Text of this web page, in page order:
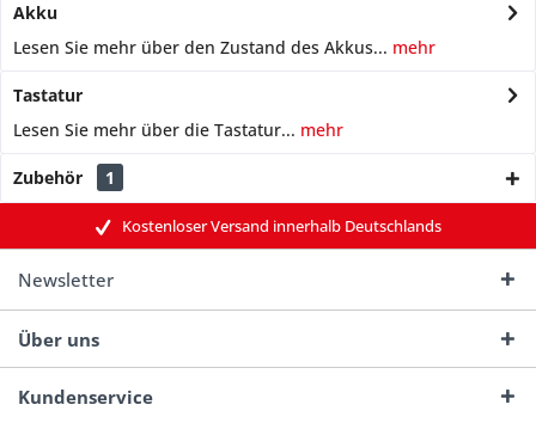
Akku
Lesen Sie mehr über den Zustand des Akkus... mehr
Tastatur
Lesen Sie mehr über die Tastatur... mehr
Zubehör 1
Kostenloser Versand innerhalb Deutschlands
Newsletter
Über uns
Kundenservice